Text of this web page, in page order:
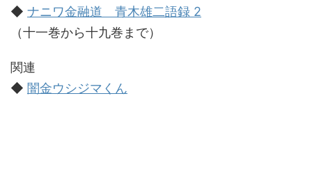
◆ ナニワ金融道 青木雄二語録 2
（十一巻から十九巻まで）
関連
◆ 闇金ウシジマくん